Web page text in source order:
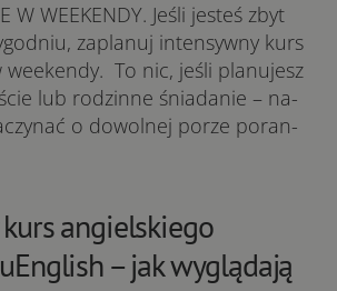
W WEEKENDY. Je­śli je­steś zbyt
za­pla­nuj intensywny kurs
weekendy. To nic, je­śli pla­nu­jesz
lub ro­dzin­ne śnia­da­nie – na­
o do­wol­nej po­rze po­ran­
angielskiego
– jak wyglądają